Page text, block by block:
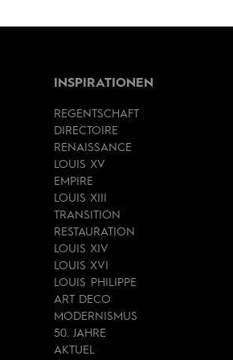
INSPIRATIONEN
REGENTSCHAFT
DIRECTOIRE
RENAISSANCE
LOUIS XV
EMPIRE
LOUIS XIII
TRANSITION
RESTAURATION
LOUIS XIV
LOUIS XVI
LOUIS PHILIPPE
ART DECO
MODERNISMUS
50. JAHRE
AKTUEL